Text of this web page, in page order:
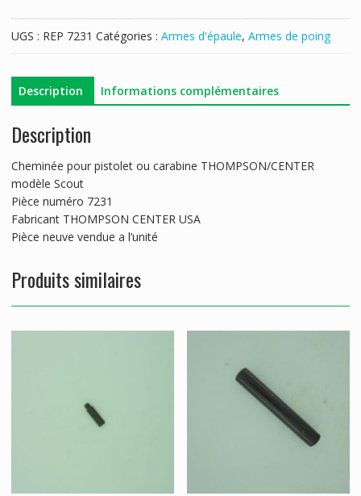
CENTER
SCOUT
UGS : REP 7231 Catégories : Armes d'épaule, Armes de poing
Description Informations complémentaires
Description
Cheminée pour pistolet ou carabine THOMPSON/CENTER
modèle Scout
Pièce numéro 7231
Fabricant THOMPSON CENTER USA
Pièce neuve vendue a l’unité
Produits similaires